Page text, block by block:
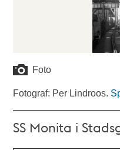
Foto
Fotograf: Per Lindroos.
SS Monita i